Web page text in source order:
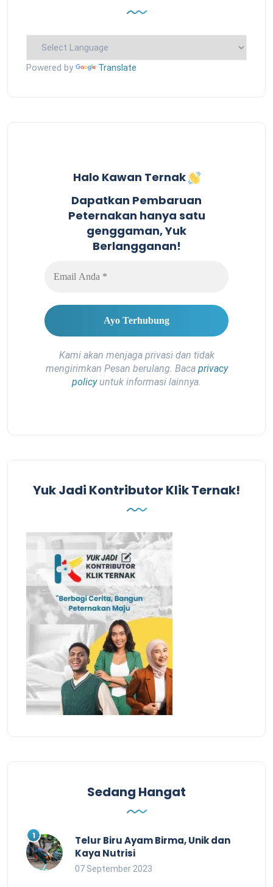
Powered by Translate
Halo Kawan Ternak
Dapatkan Pembaruan
Peternakan hanya satu
genggaman, Yuk
Berlangganan!
Kami akan menjaga privasi dan tidak
mengirimkan Pesan berulang. Baca privacy
policyuntuk informasi lainnya.
Yuk Jadi Kontributor Klik Ternak!
Sedang Hangat
Telur Biru Ayam Birma, Unik dan
Kaya Nutrisi
07 September 2023